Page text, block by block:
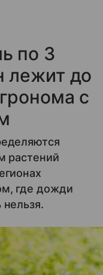
по 3
лежит до
с
растений
где дожди